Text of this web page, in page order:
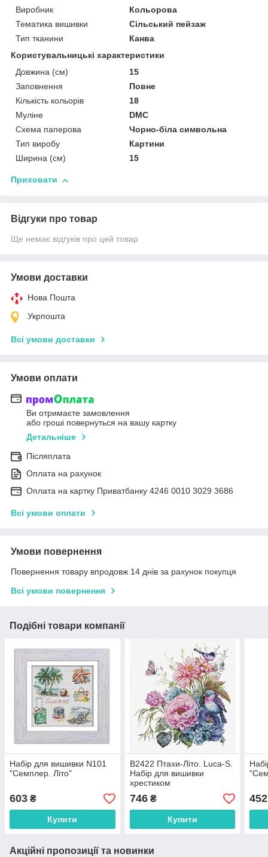
Виробник
Кольорова
Тематика вишивки
Сільський пейзаж
Тип тканини
Канва
Користувальницькі характеристики
Довжина (см)
15
Заповнення
Повне
Кількість кольорів
18
Муліне
DMC
Схема паперова
Чорно-біла символьна
Тип виробу
Картини
Ширина (см)
15
Приховати
Відгуки про товар
Ще немає відгуків про цей товар
Умови доставки
Нова Пошта
Укрпошта
Всі умови доставки
Умови оплати
Ви отримаєте замовлення
або гроші повернуться на вашу картку
Детальніше
Післяплата
Оплата на рахунок
Оплата на картку Приватбанку 4246 0010 3029 3686
Всі умови оплати
Умови повернення
Повернення товару впродовж 14 днів за рахунок покупця
Всі умови повернення
Подібні товари компанії
Набір для вишивки N101
"Семплер. Літо"
603 ₴
Купити
B2422 Птахи-Літо. Luca-S.
Набір для вишивки
хрестиком
746₴
Купити
452
Акційні пропозиції та новинки